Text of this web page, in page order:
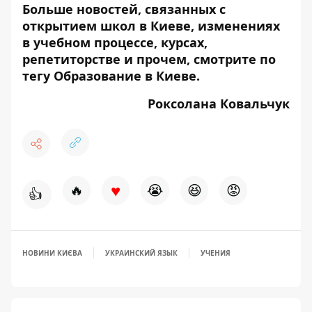
Больше новостей, связанных с
открытием школ в Киеве, изменениях
в учебном процессе, курсах,
репетиторстве и прочем, смотрите по
тегу Образование в Киеве.
Роксолана Ковальчук
👍 🔥 ♥ 😭 😆 😡
НОВИНИ КИЄВА УКРАИНСКИЙ ЯЗЫК УЧЕНИЯ